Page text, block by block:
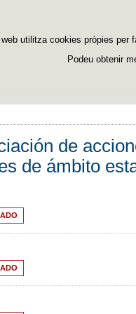
utilitza cookies pròpies per
Podeu obtenir
de
de ámbito